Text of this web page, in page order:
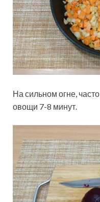
На сильном огне,
овощи 7-8 минут.